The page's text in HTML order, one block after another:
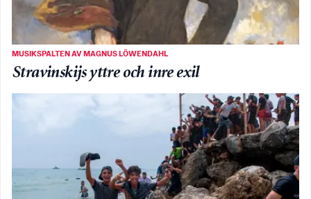
MUSIKSPALTEN AV MAGNUS LÖWENDAHL
Stravinskijs yttre och inre exil